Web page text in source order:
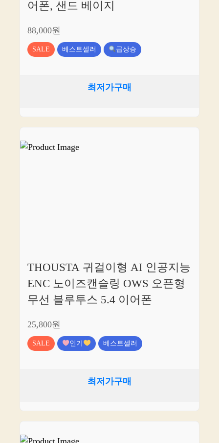
어폰, 샌드 베이지
88,000원
SALE 베스트셀러 급상승
최저가구매
THOUSTA 귀걸이형 AI 인공지능
ENC 노이즈캔슬링 OWS 오픈형
무선 블루투스 5.4 이어폰
25,800원
SALE 인기 베스트셀러
최저가구매